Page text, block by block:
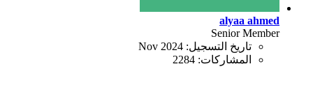
alyaa ahmed
Senior Member
تاريخ التسجيل: Nov 2024
المشاركات: 2284